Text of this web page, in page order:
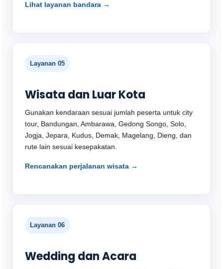
Lihat layanan bandara →
Layanan 05
Wisata dan Luar Kota
Gunakan kendaraan sesuai jumlah peserta untuk city
tour, Bandungan, Ambarawa, Gedong Songo, Solo,
Jogja, Jepara, Kudus, Demak, Magelang, Dieng, dan
rute lain sesuai kesepakatan.
Rencanakan perjalanan wisata →
Layanan 06
Wedding dan Acara